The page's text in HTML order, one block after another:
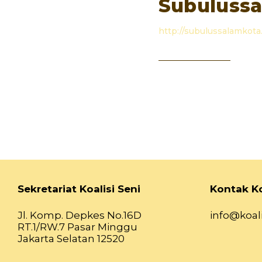
http://
Sekretariat Koalisi Seni
Jl. Komp. Depkes No.16D
RT.1/RW.7 Pasar Minggu
Jakarta Selatan 12520
Kontak